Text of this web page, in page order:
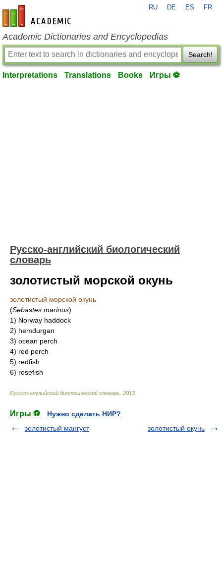
en-academic.com
RU DE ES FR
Academic Dictionaries and Encyclopedias
Search!
Interpretations Translations Books Игры ⚽
Русско-английский биологический
словарь
золотистый морской окунь
золотистый морской окунь
(Sebastes marinus)
1) Norway haddock
2) hemdurgan
3) ocean perch
4) red perch
5) redfish
6) rosefish
Русско-английский биологический словарь 2013
Игры ⚽
Нужно сделать НИР?
золотистый мангуст
золотистый окунь